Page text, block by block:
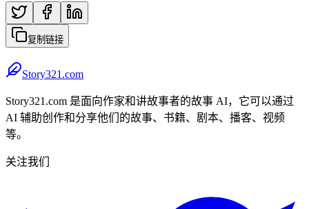
复制链接
Story321.com
Story321.com 是面向作家和讲故事者的故事 AI，它可以通过
AI 辅助创作和分享他们的故事、书籍、剧本、播客、视频
等。
关注我们